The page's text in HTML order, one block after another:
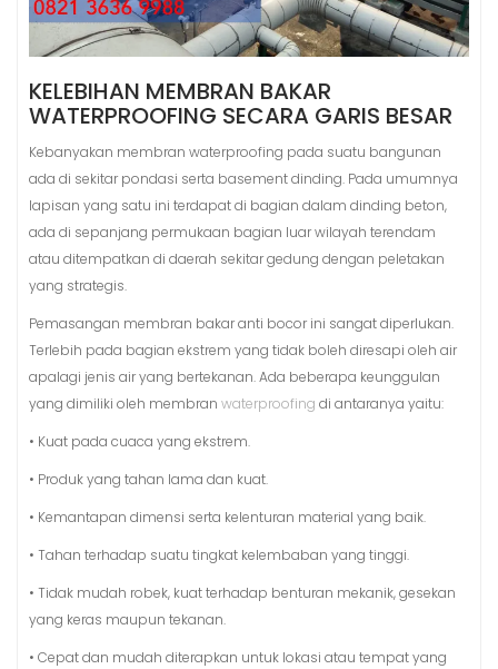
KELEBIHAN MEMBRAN BAKAR
WATERPROOFING SECARA GARIS BESAR
Kebanyakan membran waterproofing pada suatu bangunan
ada di sekitar pondasi serta basement dinding. Pada umumnya
lapisan yang satu ini terdapat di bagian dalam dinding beton,
ada di sepanjang permukaan bagian luar wilayah terendam
atau ditempatkan di daerah sekitar gedung dengan peletakan
yang strategis.
Pemasangan membran bakar anti bocor ini sangat diperlukan.
Terlebih pada bagian ekstrem yang tidak boleh diresapi oleh air
apalagi jenis air yang bertekanan. Ada beberapa keunggulan
yang dimiliki oleh membran waterproofing di antaranya yaitu:
• Kuat pada cuaca yang ekstrem.
• Produk yang tahan lama dan kuat.
• Kemantapan dimensi serta kelenturan material yang baik.
• Tahan terhadap suatu tingkat kelembaban yang tinggi.
• Tidak mudah robek, kuat terhadap benturan mekanik, gesekan
yang keras maupun tekanan.
• Cepat dan mudah diterapkan untuk lokasi atau tempat yang